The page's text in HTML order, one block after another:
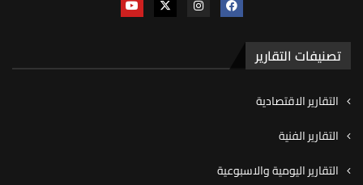
تصنيفات التقارير
التقارير الاقتصادية
التقارير الفنية
التقارير اليومية والاسبوعية